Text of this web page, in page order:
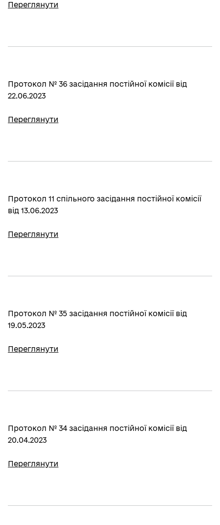
Переглянути
Протокол № 36 засідання постійної комісії від
22.06.2023
Переглянути
Протокол 11 спільного засідання постійної комісії
від 13.06.2023
Переглянути
Протокол № 35 засідання постійної комісії від
19.05.2023
Переглянути
Протокол № 34 засідання постійної комісії від
20.04.2023
Переглянути